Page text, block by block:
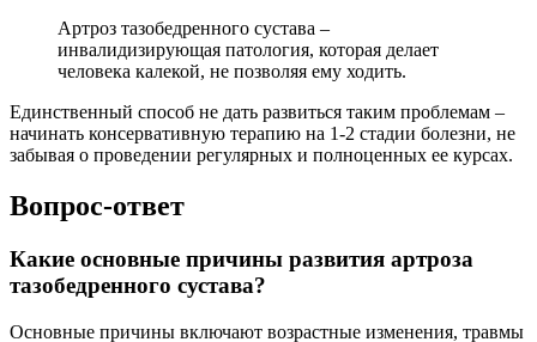
Артроз тазобедренного сустава –
инвалидизирующая патология, которая делает
человека калекой, не позволяя ему ходить.
Единственный способ не дать развиться таким проблемам –
начинать консервативную терапию на 1-2 стадии болезни, не
забывая о проведении регулярных и полноценных ее курсах.
Вопрос-ответ
Какие основные причины развития артроза
тазобедренного сустава?
Основные причины включают возрастные изменения, травмы